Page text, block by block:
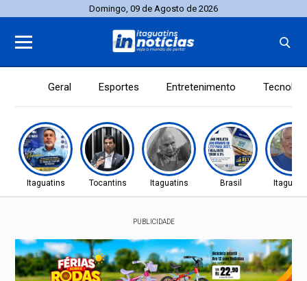
Domingo, 09 de Agosto de 2026
Geral Esportes Entretenimento
Itaguatins Tocantins Itaguatins Brasil
PUBLICIDADE